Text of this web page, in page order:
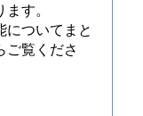
す。
についてまと
ご覧くださ